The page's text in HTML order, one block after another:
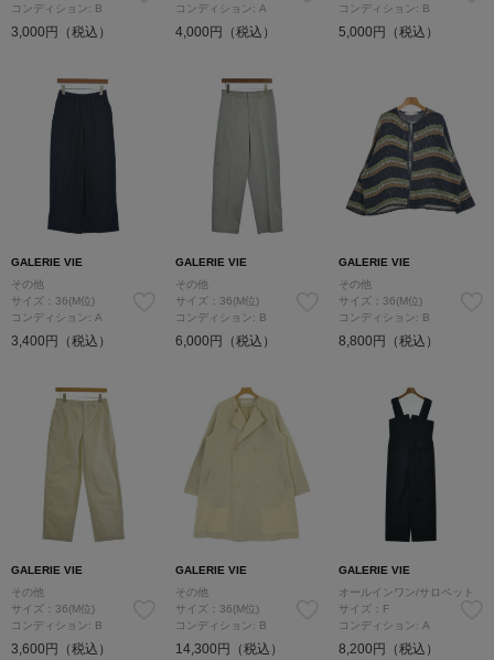
コンディション: B
3,000円（税込）
コンディション: A
4,000円（税込）
コンディション: B
5,000円（税込）
GALERIE VIE
その他
サイズ：36(M位)
コンディション: A
3,400円（税込）
GALERIE VIE
その他
サイズ：36(M位)
コンディション: B
6,000円（税込）
GALERIE VIE
その他
サイズ：36(M位)
コンディション: B
8,800円（税込）
GALERIE VIE
その他
サイズ：36(M位)
コンディション: B
3,600円（税込）
GALERIE VIE
その他
サイズ：36(M位)
コンディション: B
14,300円（税込）
GALERIE VIE
オールインワン/サロペット
サイズ：F
コンディション: A
8,200円（税込）